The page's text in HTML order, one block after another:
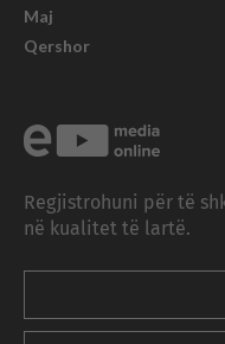
Maj
Qershor
Regjistrohuni për të
në kualitet të lartë.